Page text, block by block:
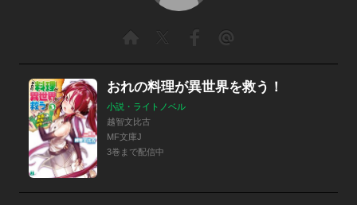
おれの料理が異世界を救う！
小説・ライトノベル
越智文比古
MF文庫J
3巻まで配信中